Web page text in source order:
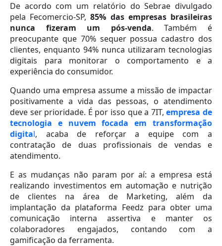
De acordo com um relatório do Sebrae divulgado
pela Fecomercio-SP,85% das empresas brasileiras
nunca fizeram um pós-venda. Também é
preocupante que 70% sequer possua cadastro dos
clientes, enquanto 94% nunca utilizaram tecnologias
digitais para monitorar o comportamento e a
experiência do consumidor.
Quando uma empresa assume a missão de impactar
positivamente a vida das pessoas, o atendimento
deve ser prioridade. É por isso que a 7IT,empresa de
tecnologia e nuvem focada em transformação
digital, acaba de reforçar a equipe com a
contratação de duas profissionais de vendas e
atendimento.
E as mudanças não param por aí: a empresa está
realizando investimentos em automação e nutrição
de clientes na área de Marketing, além da
implantação da plataforma Feedz para obter uma
comunicação interna assertiva e manter os
colaboradores engajados, contando com a
gamificação da ferramenta.